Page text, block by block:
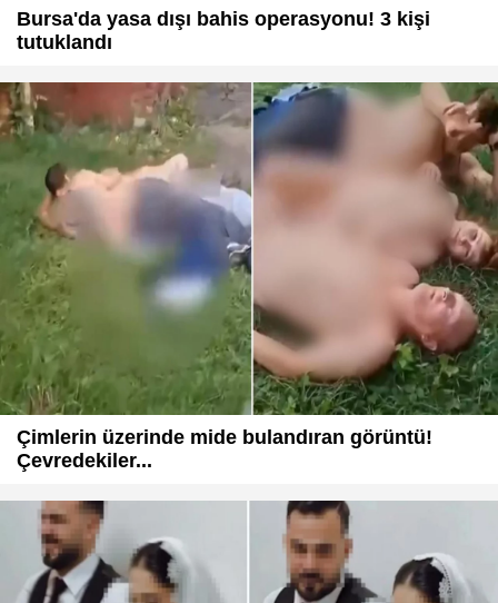
Bursa'da yasa dışı bahis operasyonu! 3 kişi
tutuklandı
Çimlerin üzerinde mide bulandıran görüntü!
Çevredekiler...